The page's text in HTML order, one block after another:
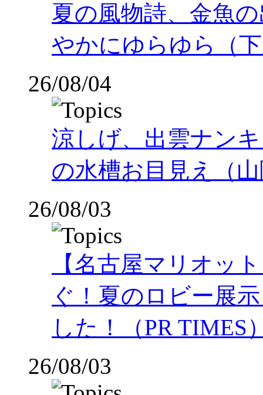
夏の風物詩、金魚
やかにゆらゆら（
26/08/04
涼しげ、出雲ナン
の水槽お目見え（
26/08/03
【名古屋マリオッ
ぐ！夏のロビー展
した！（PR TIMES
26/08/03